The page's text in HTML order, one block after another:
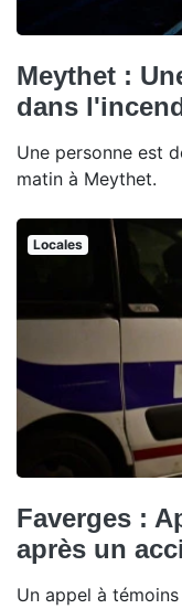
Meythet :
dans
Une personne est
matin à Meythet.
Locales
Faverges :
après un
Un appel à